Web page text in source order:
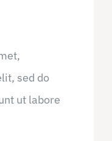
sed do
ut labore